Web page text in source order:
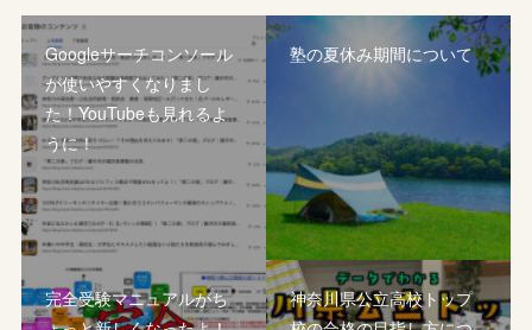
Googleサーチコンソール
が使いやすくなりまし
た！YouTubeも見れるよ
うに！
塾の夏休み期間について
完全受験マニュアルがち
神奈川県公立高校トップ